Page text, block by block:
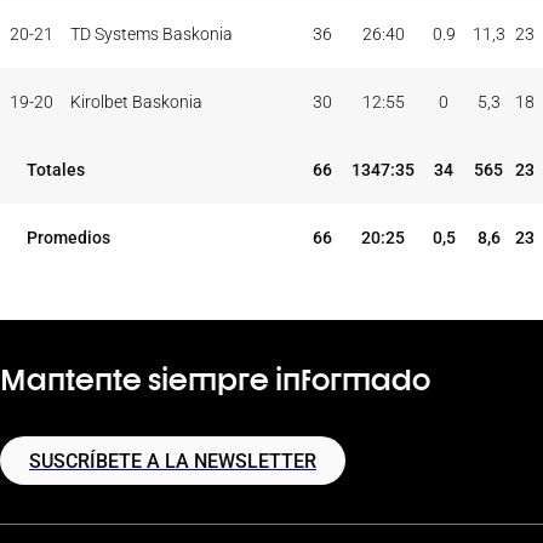
CLUB
20-21 TD Systems Baskonia 36 26:40 0.9 11,3 23
19-20 Kirolbet Baskonia 30 12:55 0 5,3 18
Totales 66 1347:35 34 565 23
Promedios 66 20:25 0,5 8,6 23
Mantente siempre informado
SUSCRÍBETE A LA NEWSLETTER